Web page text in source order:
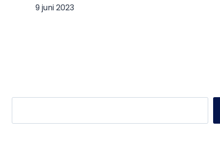
9 juni 2023